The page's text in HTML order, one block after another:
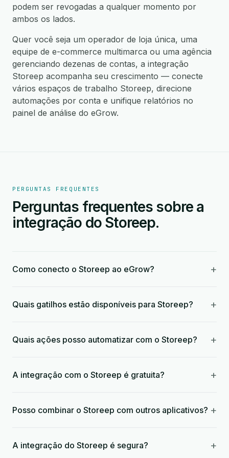
podem ser revogadas a qualquer momento por
ambos os lados.
Quer você seja um operador de loja única, uma
equipe de e-commerce multimarca ou uma agência
gerenciando dezenas de contas, a integração
Storeep acompanha seu crescimento — conecte
vários espaços de trabalho Storeep, direcione
automações por conta e unifique relatórios no
painel de análise do eGrow.
PERGUNTAS FREQUENTES
Perguntas frequentes sobre a
integração do Storeep.
Como conecto o Storeep ao eGrow? +
Quais gatilhos estão disponíveis para Storeep? +
Quais ações posso automatizar com o Storeep? +
A integração com o Storeep é gratuita? +
Posso combinar o Storeep com outros aplicativos? +
A integração do Storeep é segura? +